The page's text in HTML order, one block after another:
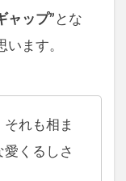
ャップ” とな
います。
れも相ま
愛くるしさ